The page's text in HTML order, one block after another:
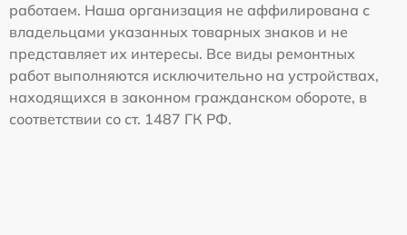
работаем. Наша организация не аффилирована с
владельцами указанных товарных знаков и не
представляет их интересы. Все виды ремонтных
работ выполняются исключительно на устройствах,
находящихся в законном гражданском обороте, в
соответствии со ст. 1487 ГК РФ.